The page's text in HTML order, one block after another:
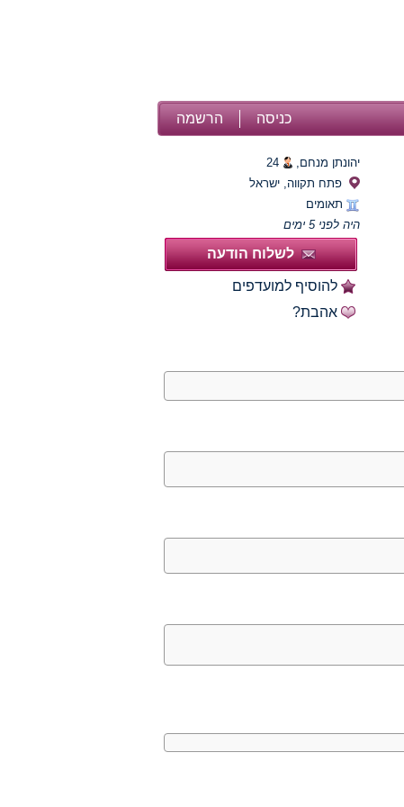
הרשמה כניסה
יהונתן מנחם,
24
פתח תקווה, ישראל
תאומים
היה לפני 5 ימים
לשלוח הודעה
להוסיף למועדפים
אהבת?